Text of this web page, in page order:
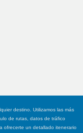
destino. Utilizamos las más
de rutas, datos de tráfico
ofrecerte un detallado itenerario